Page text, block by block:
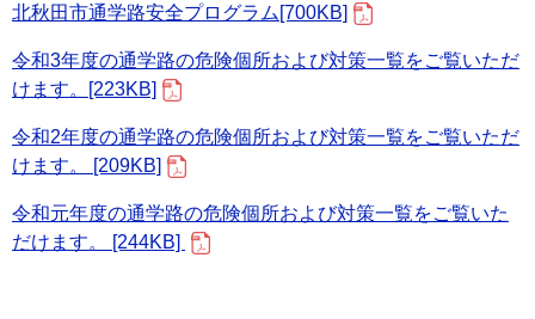
北秋田市通学路安全プログラム[700KB]
令和3年度の通学路の危険個所および対策一覧をご覧いただ
けます。[223KB]
令和2年度の通学路の危険個所および対策一覧をご覧いただ
けます。 [209KB]
令和元年度の通学路の危険個所および対策一覧をご覧いた
だけます。 [244KB]